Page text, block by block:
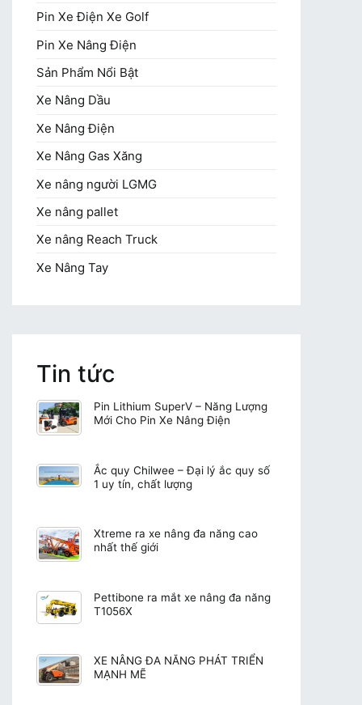
Pin Xe Điện Xe Golf
Pin Xe Nâng Điện
Sản Phẩm Nổi Bật
Xe Nâng Dầu
Xe Nâng Điện
Xe Nâng Gas Xăng
Xe nâng người LGMG
Xe nâng pallet
Xe nâng Reach Truck
Xe Nâng Tay
Tin tức
Pin Lithium SuperV – Năng Lượng
Mới Cho Pin Xe Nâng Điện
Ắc quy Chilwee – Đại lý ắc quy số
1 uy tín, chất lượng
Xtreme ra xe nâng đa năng cao
nhất thế giới
Pettibone ra mắt xe nâng đa năng
T1056X
XE NÂNG ĐA NĂNG PHÁT TRIỂN
MẠNH MẼ